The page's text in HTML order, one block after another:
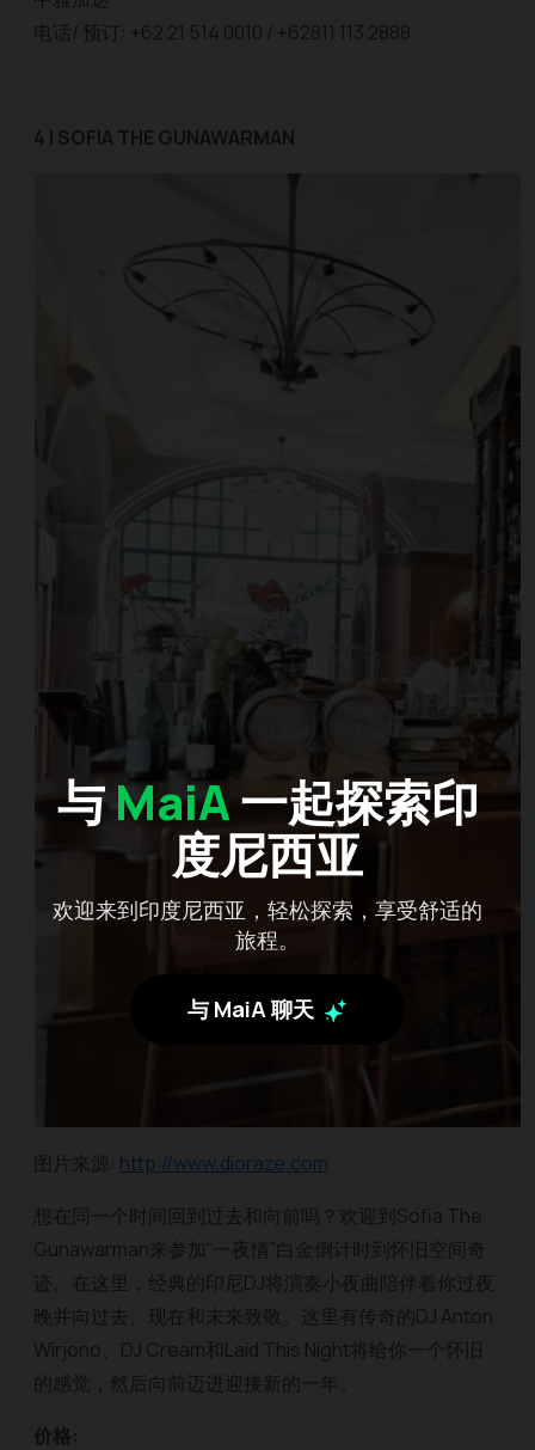
与MaiA一起探索印
度尼西亚
欢迎来到印度尼西亚，轻松探索，享受舒适的
旅程。
与 MaiA 聊天
电话/ 预订: +62 21 514 0010 / +62811 113 2888
4 | SOFIA THE GUNAWARMAN
图片来源: http://www.dioraze.com
想在同一个时间回到过去和向前吗？欢迎到Sofia The
Gunawarman来参加“一夜情”白金倒计时到怀旧空间奇
迹。在这里，经典的印尼DJ将演奏小夜曲陪伴着你过夜
晚并向过去、现在和未来致敬。这里有传奇的DJ Anton
Wirjono、DJ Cream和Laid This Night将给你一个怀旧
的感觉，然后向前迈进迎接新的一年。
价格: